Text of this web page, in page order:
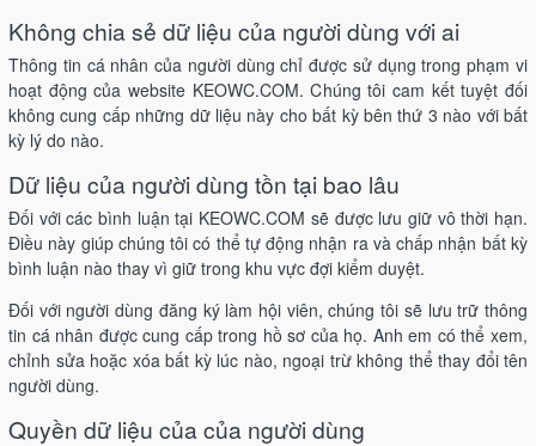
Không chia sẻ dữ liệu của người dùng với ai
Thông tin cá nhân của người dùng chỉ được sử dụng trong phạm vi
hoạt động của website KEOWC.COM. Chúng tôi cam kết tuyệt đối
không cung cấp những dữ liệu này cho bất kỳ bên thứ 3 nào với bất
kỳ lý do nào.
Dữ liệu của người dùng tồn tại bao lâu
Đối với các bình luận tại KEOWC.COM sẽ được lưu giữ vô thời hạn.
Điều này giúp chúng tôi có thể tự động nhận ra và chấp nhận bất kỳ
bình luận nào thay vì giữ trong khu vực đợi kiểm duyệt.
Đối với người dùng đăng ký làm hội viên, chúng tôi sẽ lưu trữ thông
tin cá nhân được cung cấp trong hồ sơ của họ. Anh em có thể xem,
chỉnh sửa hoặc xóa bất kỳ lúc nào, ngoại trừ không thể thay đổi tên
người dùng.
Quyền dữ liệu của của người dùng